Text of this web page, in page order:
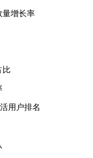
量增长率
比
用户排名